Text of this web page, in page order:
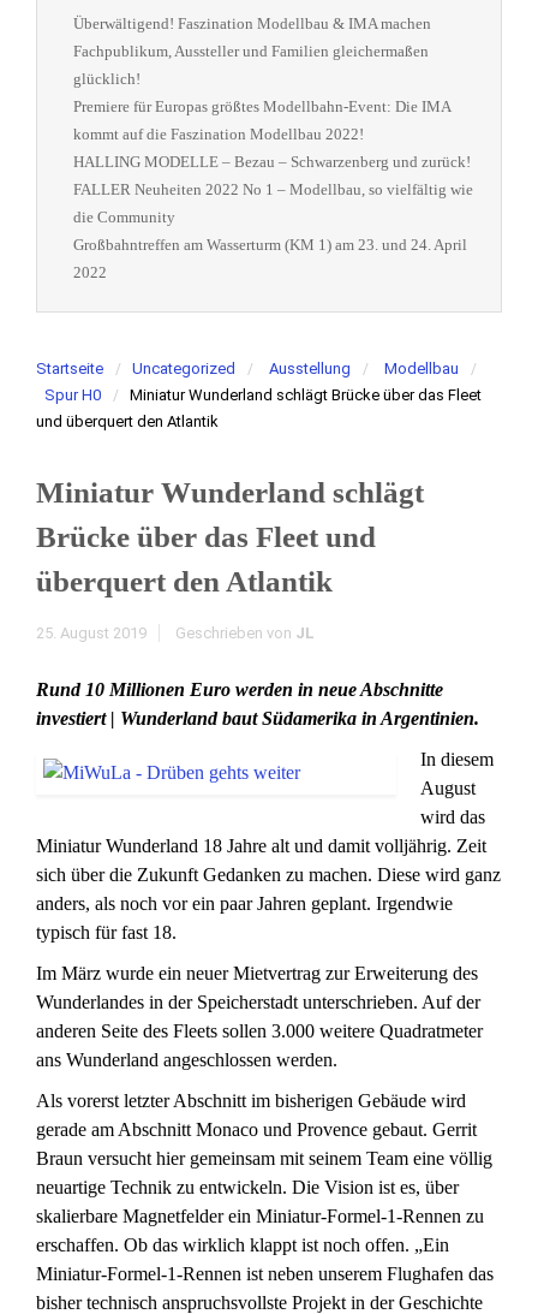
Überwältigend! Faszination Modellbau & IMA machen
Fachpublikum, Aussteller und Familien gleichermaßen
glücklich!
Premiere für Europas größtes Modellbahn-Event: Die IMA
kommt auf die Faszination Modellbau 2022!
HALLING MODELLE – Bezau – Schwarzenberg und zurück!
FALLER Neuheiten 2022 No 1 – Modellbau, so vielfältig wie
die Community
Großbahntreffen am Wasserturm (KM 1) am 23. und 24. April
2022
Startseite Uncategorized Ausstellung
Modellbau
Spur H0
Miniatur Wunderland schlägt Brücke über das Fleet
und überquert den Atlantik
Miniatur Wunderland schlägt
Brücke über das Fleet und
überquert den Atlantik
25. August 2019 Geschrieben von JL
Rund 10 Millionen Euro werden in neue Abschnitte
investiert | Wunderland baut Südamerika in Argentinien.
In diesem
August
wird das
Miniatur Wunderland 18 Jahre alt und damit volljährig. Zeit
sich über die Zukunft Gedanken zu machen. Diese wird ganz
anders, als noch vor ein paar Jahren geplant. Irgendwie
typisch für fast 18.
Im März wurde ein neuer Mietvertrag zur Erweiterung des
Wunderlandes in der Speicherstadt unterschrieben. Auf der
anderen Seite des Fleets sollen 3.000 weitere Quadratmeter
ans Wunderland angeschlossen werden.
Als vorerst letzter Abschnitt im bisherigen Gebäude wird
gerade am Abschnitt Monaco und Provence gebaut. Gerrit
Braun versucht hier gemeinsam mit seinem Team eine völlig
neuartige Technik zu entwickeln. Die Vision ist es, über
skalierbare Magnetfelder ein Miniatur-Formel-1-Rennen zu
erschaffen. Ob das wirklich klappt ist noch offen. „Ein
Miniatur-Formel-1-Rennen ist neben unserem Flughafen das
bisher technisch anspruchsvollste Projekt in der Geschichte